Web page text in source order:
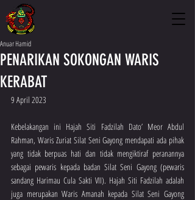
PENARIKAN SOKONGAN WARIS
KERABAT
Anuar Hamid
9 April 2023
Kebelakangan ini Hajah Siti Fadzilah Dato’ Meor Abdul
Rahman, Waris Zuriat Silat Seni Gayong mendapati ada pihak
yang tidak berpuas hati dan tidak mengiktiraf peranannya
sebagai pewaris kepada badan Silat Seni Gayong (pewaris
sandang Harimau Cula Sakti VII). Hajah Siti Fadzilah adalah
juga merupakan Waris Amanah kepada Silat Seni Gayong